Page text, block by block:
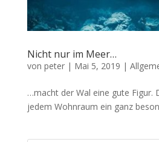
Nicht nur im Meer…
von peter| Mai 5, 2019 |
…macht der Wal eine gute Figur.
jedem Wohnraum ein ganz